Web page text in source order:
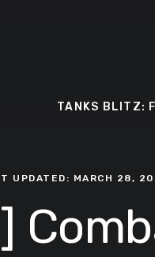
TANKS BLITZ:
UPDATED: MARCH 28,